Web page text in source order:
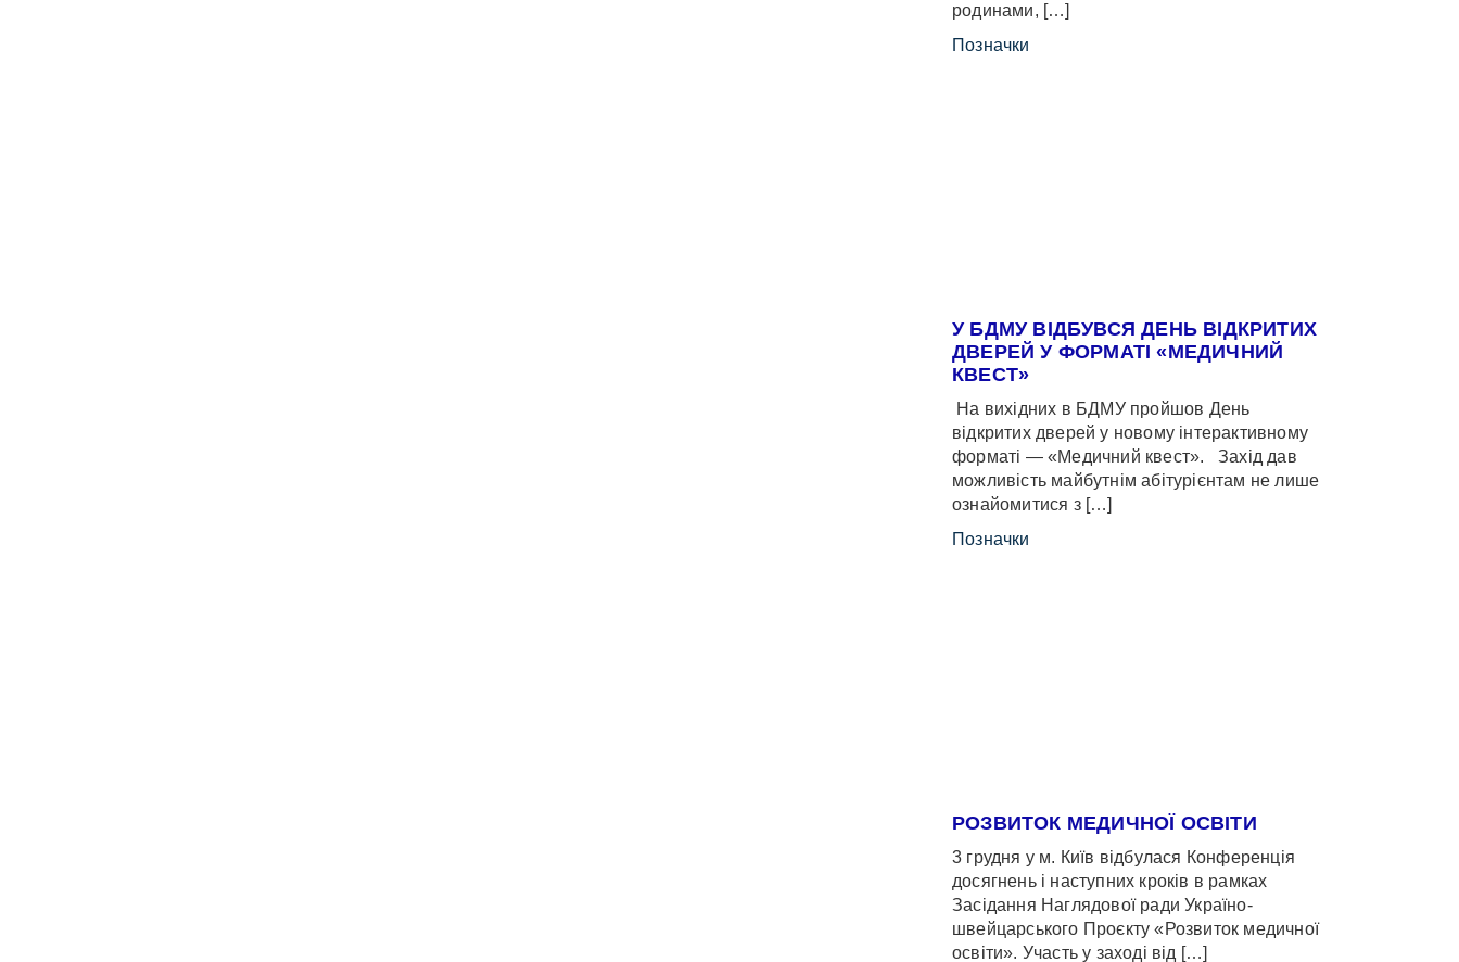
родинами, […]
Позначки
У БДМУ ВІДБУВСЯ ДЕНЬ ВІДКРИТИХ
ДВЕРЕЙ У ФОРМАТІ «МЕДИЧНИЙ
КВЕСТ»
На вихідних в БДМУ пройшов День
відкритих дверей у новому інтерактивному
форматі — «Медичний квест». Захід дав
можливість майбутнім абітурієнтам не лише
ознайомитися з […]
Позначки
РОЗВИТОК МЕДИЧНОЇ ОСВІТИ
3 грудня у м. Київ відбулася Конференція
досягнень і наступних кроків в рамках
Засідання Наглядової ради Україно-
швейцарського Проєкту «Розвиток медичної
освіти». Участь у заході від […]